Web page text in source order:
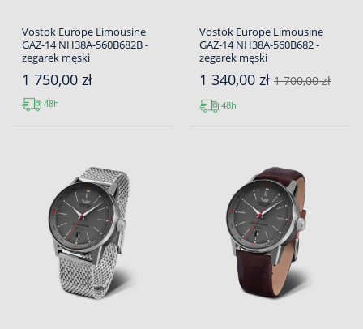
Vostok Europe Limousine
GAZ-14 NH38A-560B682B -
zegarek męski
1 750,00 zł
48h
Vostok Europe Limousine
GAZ-14 NH38A-560B682 -
zegarek męski
1 340,00 zł 1 700,00 zł
48h